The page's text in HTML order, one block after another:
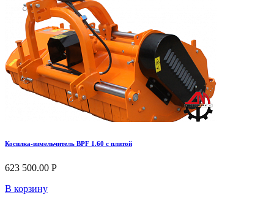
Косилка-измельчитель BPF 1.60 с плитой
623 500.00 Р
В корзину